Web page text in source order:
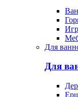
Для
Для